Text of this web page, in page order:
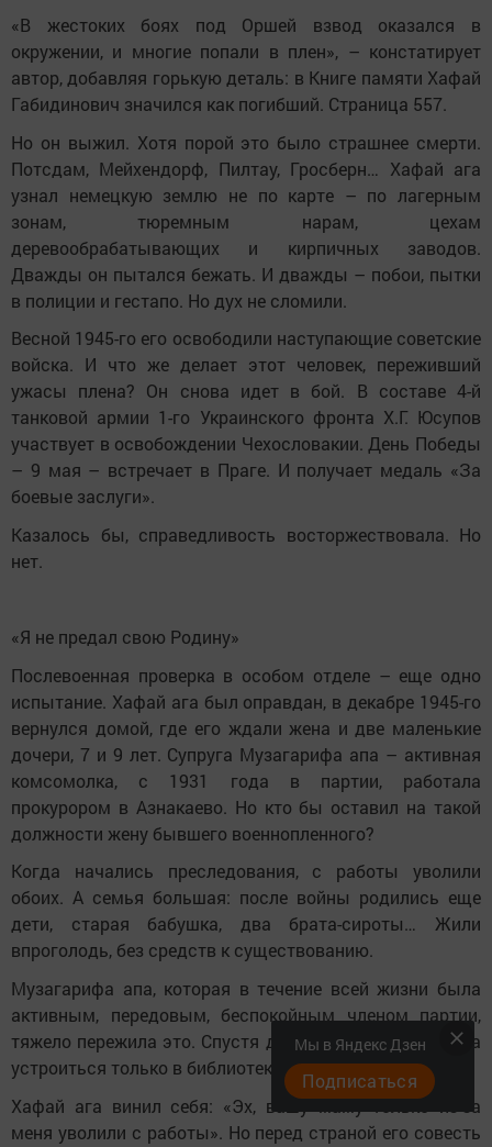
«В жестоких боях под Оршей взвод оказался в
окружении, и многие попали в плен», – констатирует
автор, добавляя горькую деталь: в Книге памяти Хафай
Габидинович значился как погибший. Страница 557.
Но он выжил. Хотя порой это было страшнее смерти.
Потсдам, Мейхендорф, Пилтау, Гросберн… Хафай ага
узнал немецкую землю не по карте – по лагерным
зонам, тюремным нарам, цехам
деревообрабатывающих и кирпичных заводов.
Дважды он пытался бежать. И дважды – побои, пытки
в полиции и гестапо. Но дух не сломили.
Весной 1945-го его освободили наступающие советские
войска. И что же делает этот человек, переживший
ужасы плена? Он снова идет в бой. В составе 4-й
танковой армии 1-го Украинского фронта Х.Г. Юсупов
участвует в освобождении Чехословакии. День Победы
– 9 мая – встречает в Праге. И получает медаль «За
боевые заслуги».
Казалось бы, справедливость восторжествовала. Но
нет.
«Я не предал свою Родину»
Послевоенная проверка в особом отделе – еще одно
испытание. Хафай ага был оправдан, в декабре 1945-го
вернулся домой, где его ждали жена и две маленькие
дочери, 7 и 9 лет. Супруга Музагарифа апа – активная
комсомолка, с 1931 года в партии, работала
прокурором в Азнакаево. Но кто бы оставил на такой
должности жену бывшего военнопленного?
Когда начались преследования, с работы уволили
обоих. А семья большая: после войны родились еще
дети, старая бабушка, два брата-сироты… Жили
впроголодь, без средств к существованию.
Музагарифа апа, которая в течение всей жизни была
активным, передовым, беспокойным членом партии,
тяжело пережила это. Спустя долгое время она смогла
устроиться только в библиотеку.
Хафай ага винил себя: «Эх, вашу маму только из-за
меня уволили с работы». Но перед страной его совесть
Мы в Яндекс Дзен
Подписаться